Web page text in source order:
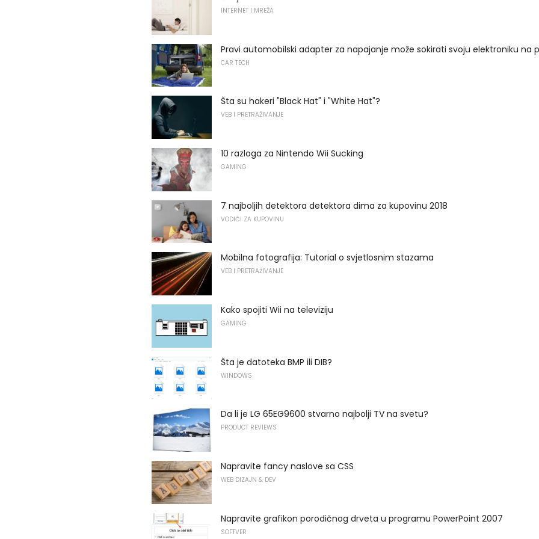
INTERNET I MREŽA
Pravi automobilski adapter za napajanje može sokirati svoju elektroniku na
CAR TECH
Šta su hakeri "Black Hat" i "White Hat"?
VEB I PRETRAŽIVANJE
10 razloga za Nintendo Wii Sucking
GAMING
7 najboljih detektora detektora dima za kupovinu 2018
VODIČI ZA KUPOVINU
Mobilna fotografija: Tutorial o svjetlosnim stazama
VEB I PRETRAŽIVANJE
Kako spojiti Wii na televiziju
GAMING
Šta je datoteka BMP ili DIB?
WINDOWS
Da li je LG 65EG9600 stvarno najbolji TV na svetu?
PRODUCT REVIEWS
Napravite fancy naslove sa CSS
WEB DIZAJN & DEV
Napravite grafikon porodičnog drveta u programu PowerPoint 2007
SOFTVER